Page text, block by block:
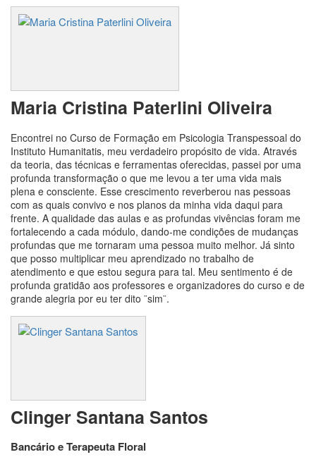
Maria Cristina Paterlini Oliveira
Encontrei no Curso de Formação em Psicologia Transpessoal do
Instituto Humanitatis, meu verdadeiro propósito de vida. Através
da teoria, das técnicas e ferramentas oferecidas, passei por uma
profunda transformação o que me levou a ter uma vida mais
plena e consciente. Esse crescimento reverberou nas pessoas
com as quais convivo e nos planos da minha vida daqui para
frente. A qualidade das aulas e as profundas vivências foram me
fortalecendo a cada módulo, dando-me condições de mudanças
profundas que me tornaram uma pessoa muito melhor. Já sinto
que posso multiplicar meu aprendizado no trabalho de
atendimento e que estou segura para tal. Meu sentimento é de
profunda gratidão aos professores e organizadores do curso e de
grande alegria por eu ter dito ¨sim¨.
Clinger Santana Santos
Bancário e Terapeuta Floral